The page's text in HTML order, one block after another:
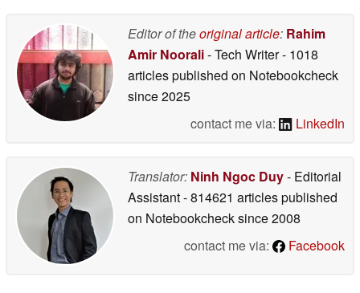
Editor of theoriginal article: Rahim
Amir Noorali- Tech Writer- 1018
articles published on Notebookcheck
since 2025
contact me via:
LinkedIn
Translator: Ninh Ngoc Duy- Editorial
Assistant- 814621 articles published
on Notebookchecksince 2008
contact me via:
Facebook